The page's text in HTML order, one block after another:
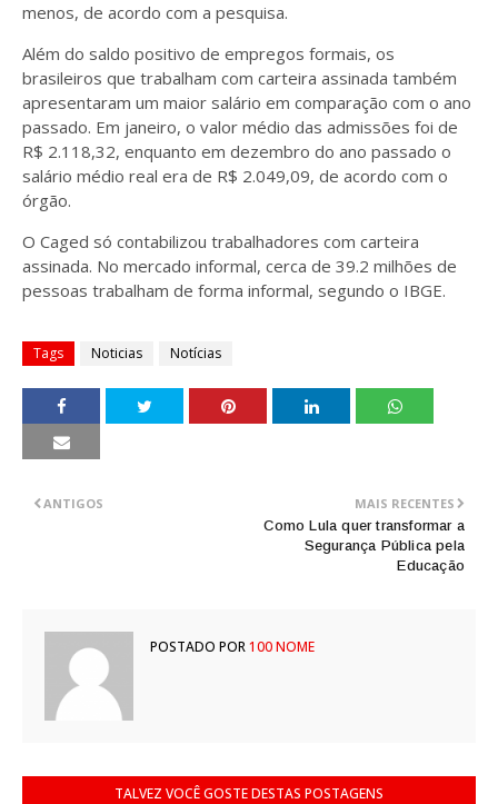
menos, de acordo com a pesquisa.
Além do saldo positivo de empregos formais, os
brasileiros que trabalham com carteira assinada também
apresentaram um maior salário em comparação com o ano
passado. Em janeiro, o valor médio das admissões foi de
R$ 2.118,32, enquanto em dezembro do ano passado o
salário médio real era de R$ 2.049,09, de acordo com o
órgão.
O Caged só contabilizou trabalhadores com carteira
assinada. No mercado informal, cerca de 39.2 milhões de
pessoas trabalham de forma informal, segundo o IBGE.
Tags Noticias Notícias
MAIS RECENTES
Como Lula quer transformar a
Segurança Pública pela
Educação
ANTIGOS
POSTADO POR100 NOME
TALVEZ VOCÊ GOSTE DESTAS POSTAGENS